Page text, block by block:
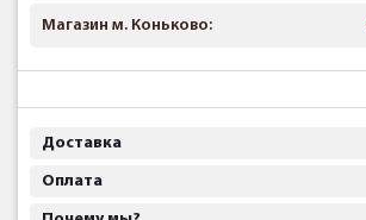
Магазин м. Коньково:
Доставка
Оплата